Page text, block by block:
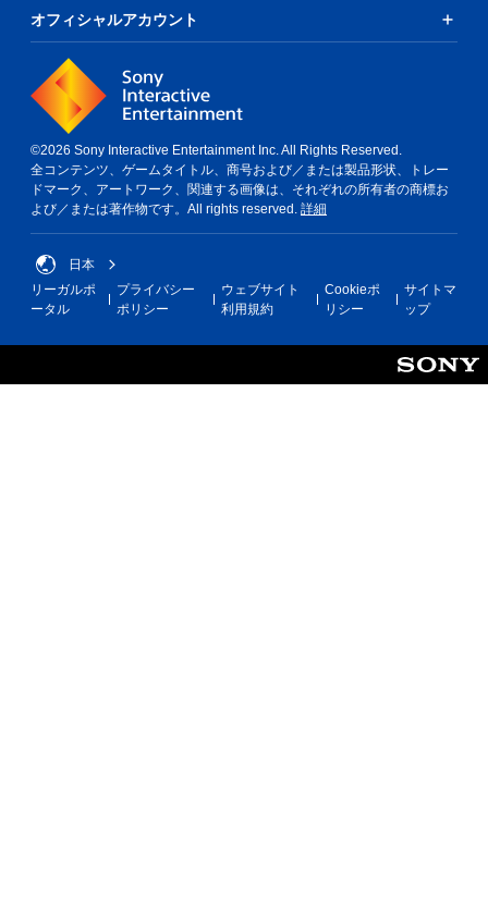
オフィシャルアカウント
©2026 Sony Interactive Entertainment Inc. All Rights Reserved.
全コンテンツ、ゲームタイトル、商号および／または製品形状、トレー
ドマーク、アートワーク、関連する画像は、それぞれの所有者の商標お
よび／または著作物です。All rights reserved. 詳細
日本
リーガルポ
ータル
プライバシー
ポリシー
ウェブサイト
利用規約
Cookieポ
リシー
サイトマ
ップ